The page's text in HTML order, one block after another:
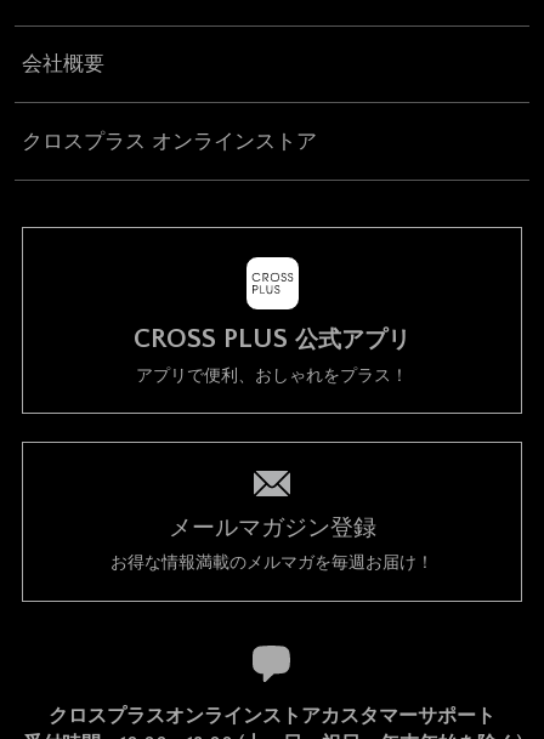
会社概要
クロスプラス オンラインストア
CROSS PLUS 公式アプリ
アプリで便利、おしゃれをプラス！
メールマガジン登録
お得な情報満載のメルマガを毎週お届け！
クロスプラスオンラインストアカスタマーサポート